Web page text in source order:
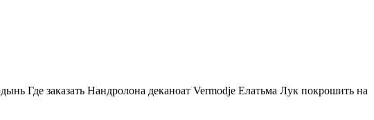
Где заказать Нандролона деканоат Vermodje Елатьма Лук покрошить на